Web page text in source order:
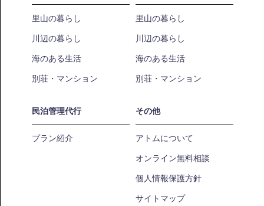
里山の暮らし
川辺の暮らし
海のある生活
別荘・マンション
里山の暮らし
川辺の暮らし
海のある生活
別荘・マンション
民泊管理代行
プラン紹介
その他
アトムについて
オンライン無料相談
個人情報保護方針
サイトマップ